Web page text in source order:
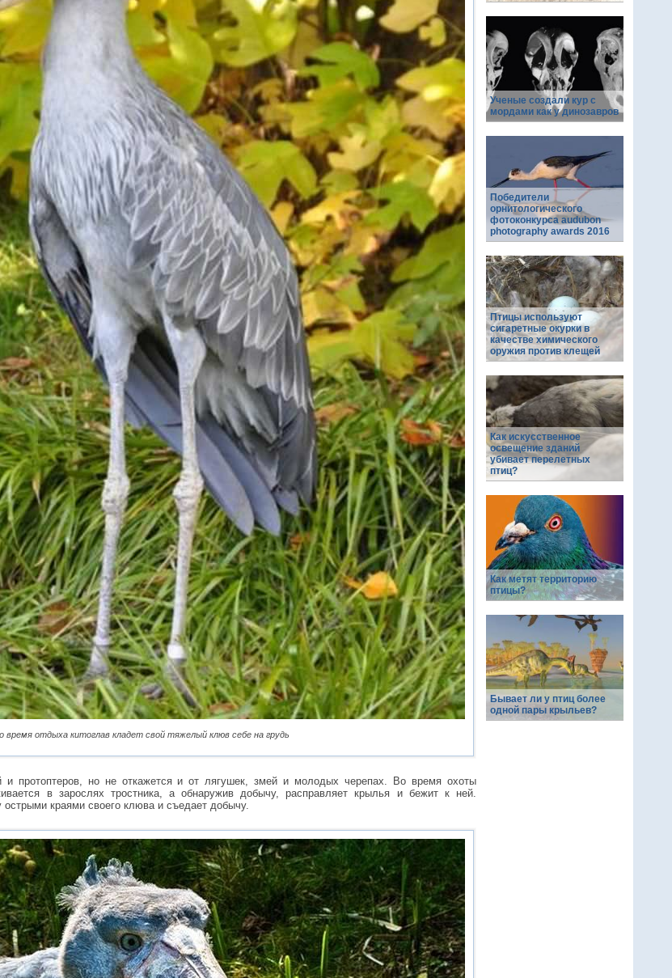
время отдыха китоглав кладет свой тяжелый клюв себе на грудь
протоптеров, но не откажется и от лягушек, змей и молодых черепах. Во время охоты
в зарослях тростника, а обнаружив добычу, расправляет крылья и бежит к ней.
острыми краями своего клюва и съедает добычу.
Ученые создали кур с
мордами как у динозавров
Победители
орнитологического
фотоконкурса audubon
photography awards 2016
Птицы используют
сигаретные окурки в
качестве химического
оружия против клещей
Как искусственное
освещение зданий
убивает перелетных
птиц?
Как метят территорию
птицы?
Бывает ли у птиц более
одной пары крыльев?